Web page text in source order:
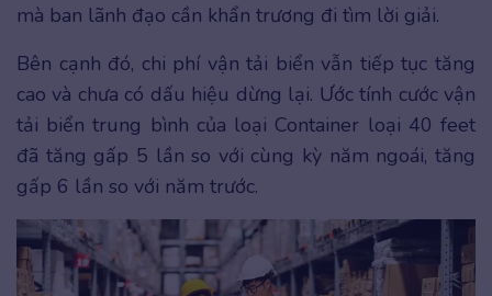
mà ban lãnh đạo cần khẩn trương đi tìm lời giải.
Bên cạnh đó, chi phí vận tải biển vẫn tiếp tục tăng
cao và chưa có dấu hiệu dừng lại. Ước tính cước vận
tải biển trung bình của loại Container loại 40 feet
đã tăng gấp 5 lần so với cùng kỳ năm ngoái, tăng
gấp 6 lần so với năm trước.